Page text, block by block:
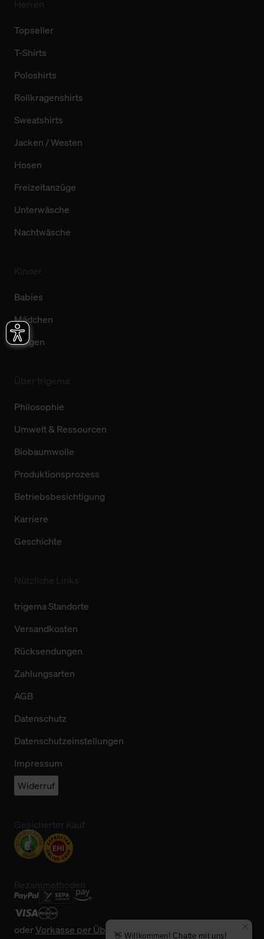
Topseller
T-Shirts
Poloshirts
Rollkragenshirts
Sweatshirts
Jacken / Westen
Hosen
Freizeitanzüge
Unterwäsche
Nachtwäsche
Babies
Mädchen
Jungen
Philosophie
Umwelt & Ressourcen
Biobaumwolle
Produktionsprozess
Betriebsbesichtigung
Karriere
Geschichte
trigema Standorte
Versandkosten
Rücksendungen
Zahlungsarten
AGB
Datenschutz
Datenschutzeinstellungen
Impressum
Widerruf
oderVorkasse per Überweisung